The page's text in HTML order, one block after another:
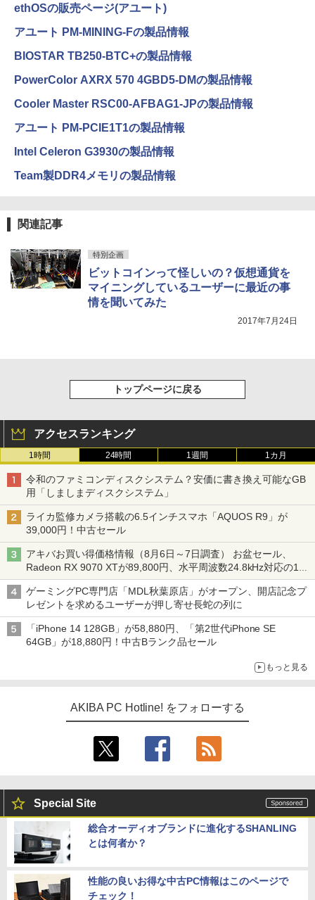
ethOSの販売ページ(アユート)
アユート PM-MINING-Fの製品情報
BIOSTAR TB250-BTC+の製品情報
PowerColor AXRX 570 4GBD5-DMの製品情報
Cooler Master RSC00-AFBAG1-JPの製品情報
アユート PM-PCIE1T1の製品情報
Intel Celeron G3930の製品情報
Team製DDR4メモリの製品情報
関連記事
特別企画
ビットコインって怪しいの？仮想通貨を
マイニングしているユーザーに最近の事
情を聞いてみた
2017年7月24日
トップページに戻る
アクセスランキング
1時間 24時間 1週間 1カ月
令和のファミコンディスクシステム？安価に書き換え可能なGB
用「しましまディスクシステム」
ライカ監修カメラ搭載の6.5インチスマホ「AQUOS R9」が
39,000円！中古セール
アキバお買い得価格情報（8月6日～7日調査） お盆セール、
Radeon RX 9070 XTが89,800円、水平周波数24.8kHz対応の17
型モニターが9,801円、暑さ指数連動セール ほか
ゲーミングPC専門店「MDL秋葉原店」がオープン、開店記念プ
レゼントを求めるユーザーが押し寄せ長蛇の列に
「iPhone 14 128GB」が58,880円、「第2世代iPhone SE
64GB」が18,880円！中古Bランク品セール
もっと見る
AKIBA PC Hotline! をフォローする
Special Site
総合オーディオブランドに進化するSHANLING
とは何者か？
性能の良いお得な中古PC情報はこのページで
チェック！